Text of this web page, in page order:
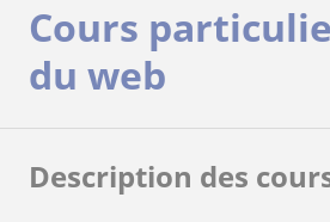
Cours
du web
Description des